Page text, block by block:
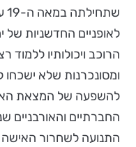
לאופניים החדשניות של
הרוכב ויכולותיו ללמוד
ומסונכרנות שלא ישכחו
להשפעה של המצאת
החברתיים והאורבניים